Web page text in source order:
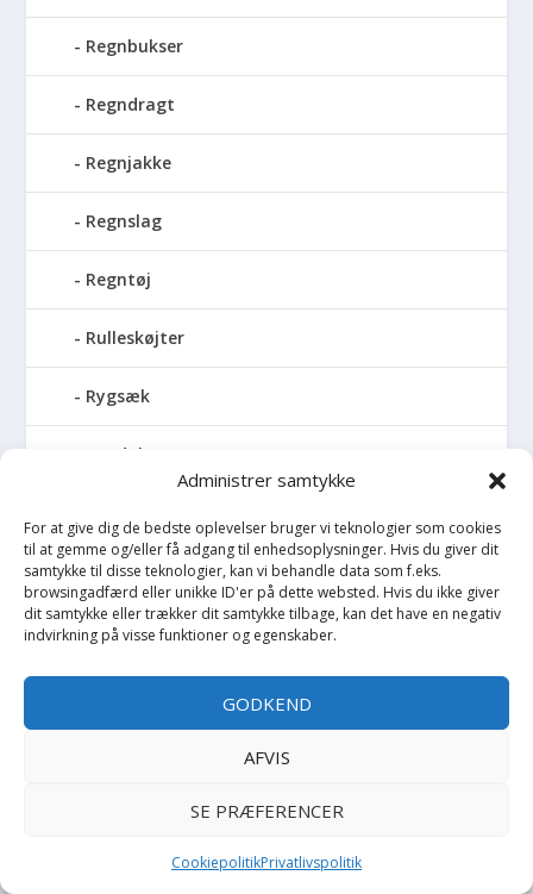
Administrer samtykke
For at give dig de bedste oplevelser bruger vi teknologier som cookies
til at gemme og/eller få adgang til enhedsoplysninger. Hvis du giver dit
samtykke til disse teknologier, kan vi behandle data som f.eks.
browsingadfærd eller unikke ID'er på dette websted. Hvis du ikke giver
dit samtykke eller trækker dit samtykke tilbage, kan det have en negativ
indvirkning på visse funktioner og egenskaber.
GODKEND
AFVIS
SE PRÆFERENCER
CookiepolitikPrivatlivspolitik
Regnbukser
Regndragt
Regnjakke
Regnslag
Regntøj
Rulleskøjter
Rygsæk
Sandal
Savlesmæk
Seng
Sengetøj - Baby